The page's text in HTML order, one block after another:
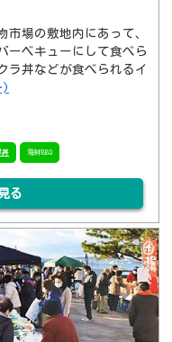
市場の敷地内にあって、
ーベキューにして食べら
ラ丼などが食べられるイ
丼 海鮮BBQ
る